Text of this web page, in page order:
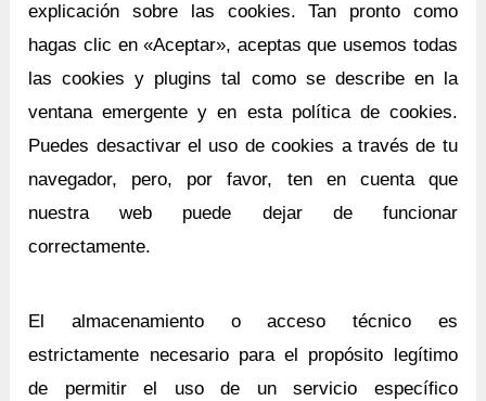
explicación sobre las cookies. Tan pronto como
hagas clic en «Aceptar», aceptas que usemos todas
las cookies y plugins tal como se describe en la
ventana emergente y en esta política de cookies.
Puedes desactivar el uso de cookies a través de tu
navegador, pero, por favor, ten en cuenta que
nuestra web puede dejar de funcionar
correctamente.
El almacenamiento o acceso técnico es
estrictamente necesario para el propósito legítimo
de permitir el uso de un servicio específico